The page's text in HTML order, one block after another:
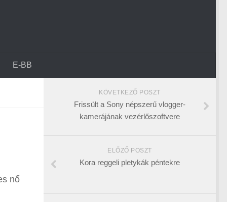
E-BB
nő
KÖVETKEZŐ POSZT
Frissült a Sony népszerű vlogger-
kamerájának vezérlőszoftvere
ELŐZŐ POSZT
Kora reggeli pletykák péntekre